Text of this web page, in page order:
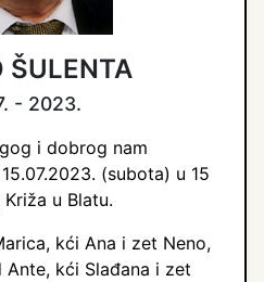
ŠULENTA
- 2023.
i dobrog nam
(subota) u 15
u Blatu.
kći Ana i zet Neno,
kći Slađana i zet